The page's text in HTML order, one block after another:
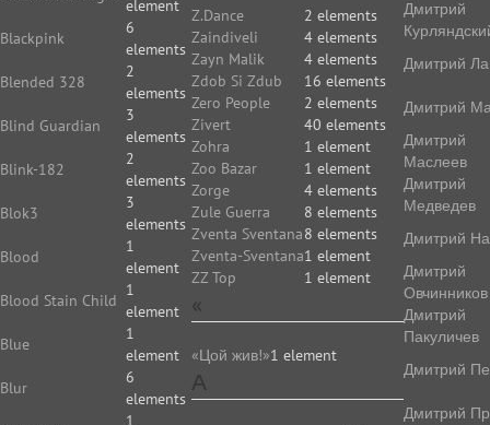
element
Blackpink
6
elements
Blended 328
2
elements
Blind Guardian
3
elements
Blink-182
2
elements
Blok3
3
elements
Blood
1
element
Blood Stain Child
1
element
Blue
1
element
Blur
6
elements
1
Z.Dance
2 elements
Zaindiveli
4 elements
Zayn Malik
4 elements
Zdob Si Zdub
16 elements
Zero People
2 elements
Zivert
40 elements
Zohra
1 element
Zoo Bazar
1 element
Zorge
4 elements
Zule Guerra
8 elements
Zventa Sventana8 elements
Zventa-Sventana1 element
ZZ Top
1 element
«
«Цой жив!»1 element
А
Дмитрий
Дмитрий
Дмитрий
Дмитрий
Маслеев
Дмитрий
Медведев
Дмитрий
Дмитрий
Овчинников
Дмитрий
Пакуличев
Дмитрий
Дмитрий